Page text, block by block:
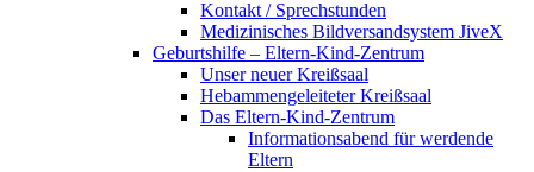
Kontakt / Sprechstunden
Medizinisches Bildversandsystem JiveX
Geburtshilfe – Eltern-Kind-Zentrum
Unser neuer Kreißsaal
Hebammengeleiteter Kreißsaal
Das Eltern-Kind-Zentrum
Informationsabend für werdende
Eltern